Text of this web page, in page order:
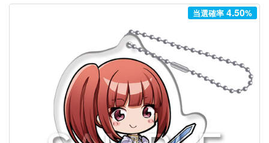
当選確率4.50%